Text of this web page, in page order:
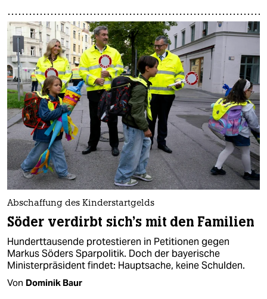
Abschaffung des Kinderstartgelds
Söder verdirbt sich’s mit den Familien
Hunderttausende protestieren in Petitionen gegen
Markus Söders Sparpolitik. Doch der bayerische
Ministerpräsident findet: Hauptsache, keine Schulden.
Von Dominik Baur